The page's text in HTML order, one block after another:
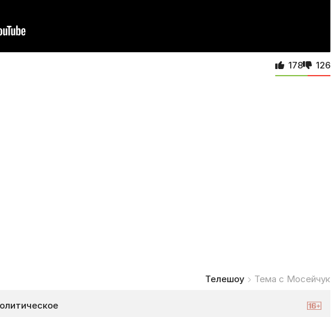
178 126
Телешоу Тема с Мосейчук